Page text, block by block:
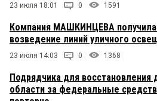
23 июля 18:01 0 1591
Компания МАШКИНЦЕВА
возведение линий уличного
23 июля 14:03 0 1368
Подрядчика для восстановления
области за федеральные